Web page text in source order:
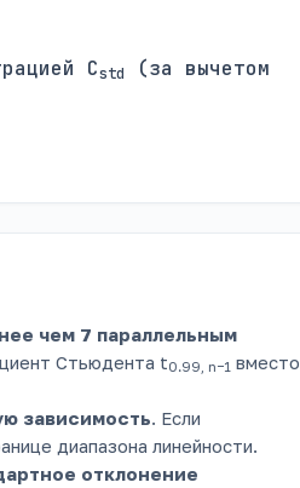
Cstd
(за вычетом
чем 7 параллельным
Стьюдента t0.99, n−1 вместо
зависимость . Если
диапазона линейности.
отклонение